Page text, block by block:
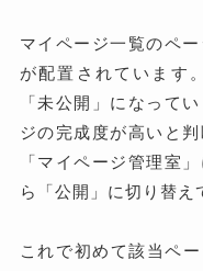
マイページ一覧のペ
が配置されています
「未公開」になって
ジの完成度が高いと
「マイページ管理室
ら「公開」に切り替え
これで初めて該当ペ